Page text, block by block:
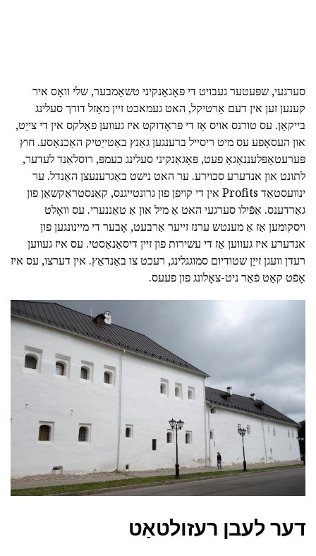
סערגעי, שפּעטער געבויט די פּאָגאַנקיני טשאַמבער, שלי וואָס איר
קענען זען אין דעם אַרטיקל, האט געמאכט זיין מאַזל דורך סעלינג
בייקאָן. עס טורנס אויס אַז די פּראָדוקט איז געווען פאָלקס אין די צייַט,
און העסאָפע עס מיט ריסייל ברענגען גאַנץ באַטייַטיק האַכנאָסע. חוץ
פּערעטאָפּלעננאָגאָ פעט, פּאָגאַנקיני סעלינג כעמפּ, רוסלאַנד לעדער,
לתונט און אנדערע סכוירע. ער האט נישט באַגרענעצן האַנדל. ער
ינוועסטאַד Profits אין די קויפן פון גרונטייגנס, קאַנסטראַקשאַן פון
גאַרדענס. אַפֿילו סערגעי האט אַ מיל און אַ טאַננערי. עס וואָלט
ויסקומען אַז אַ מענטש ערנז זייער אַרבעט, אָבער די מיינונגען פון
אנדערע איז געווען אַז די עשירות פון זיין דיסאַנאַסטי. עס איז געווען
רעדן וועגן זייַן שטודיום סמוגגלינג, רעכט צו באַנדאַץ. אין דערצו, עס איז
אָפֿט קאַט פֿאַר ניט-צאָלונג פון פעעס.
דער לעבן רעזולטאַט